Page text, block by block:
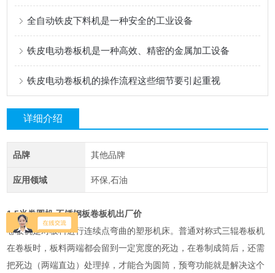
全自动铁皮下料机是一种安全的工业设备
铁皮电动卷板机是一种高效、精密的金属加工设备
铁皮电动卷板机的操作流程这些细节要引起重视
详细介绍
品牌 其他品牌
应用领域 环保,石油
1.5米卷圆机 不锈钢板卷板机出厂价
卷板机是对板料进行连续点弯曲的塑形机床。普通对称式三辊卷板机
在卷板时，板料两端都会留到一定宽度的死边，在卷制成筒后，还需
把死边（两端直边）处理掉，才能合为圆筒，预弯功能就是解决这个